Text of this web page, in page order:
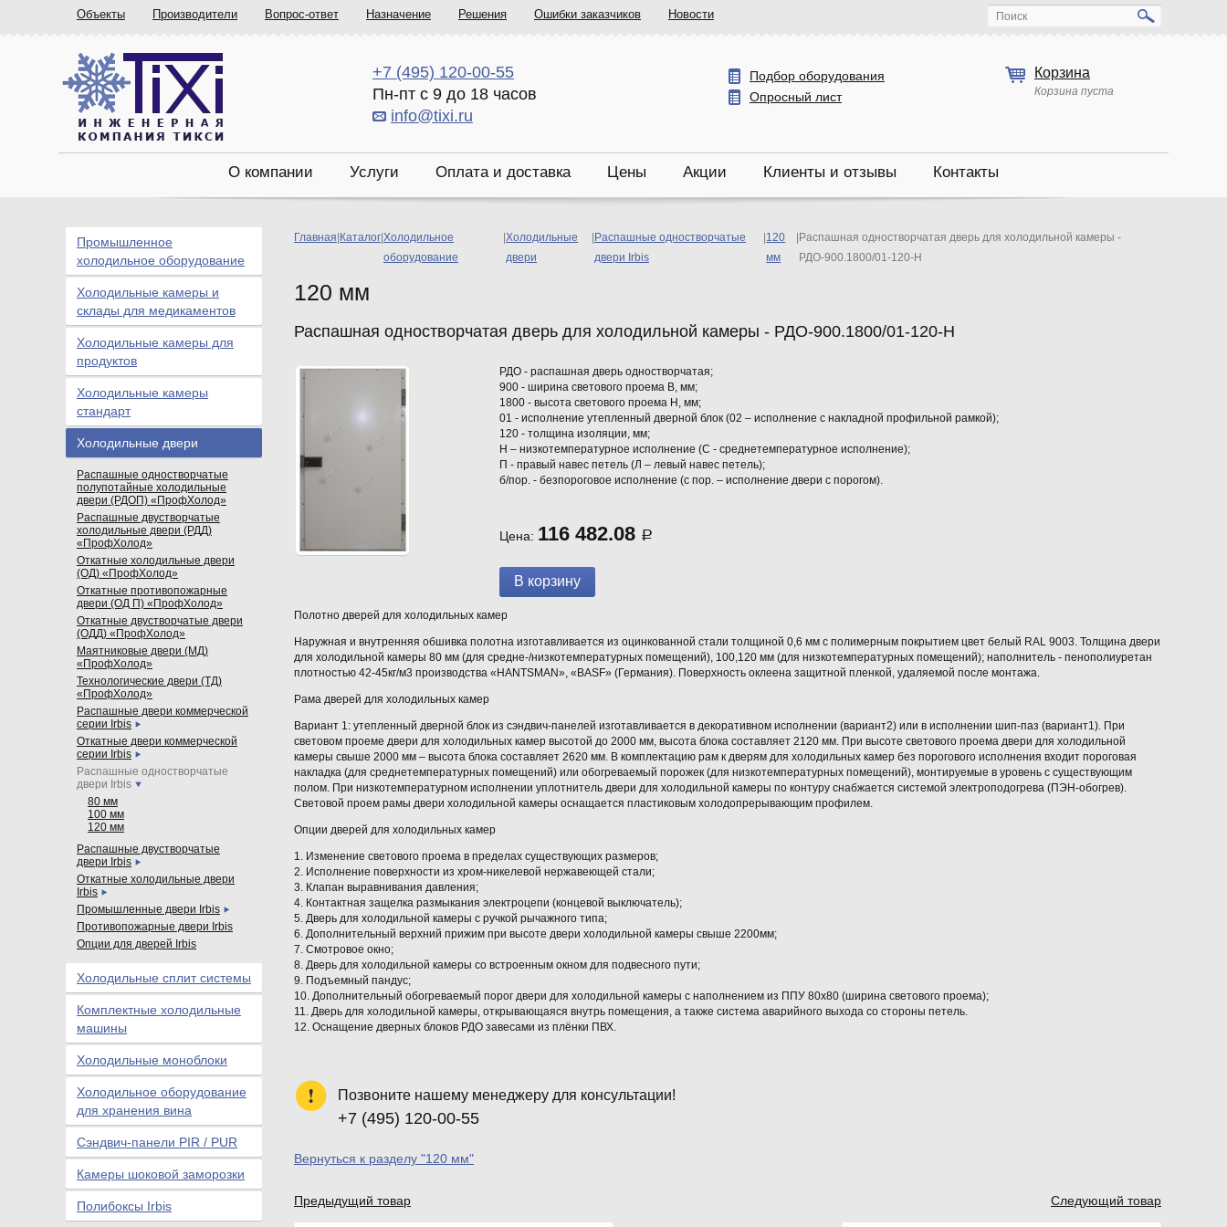
Объекты Производители Вопрос-ответ Назначение Решения Ошибки заказчиков Новости Поиск
+7 (495) 120-00-55
Пн-пт с 9 до 18 часов
info@tixi.ru
Подбор оборудования
Опросный лист
Корзина
Корзина пуста
О компании Услуги Оплата и доставка Цены Акции Клиенты и отзывы Контакты
Главная Каталог Холодильное
оборудование
|Холодильные
двери
Распашные одностворчатые
двери Irbis
120
мм
Распашная одностворчатая дверь для холодильной камеры -
РДО-900.1800/01-120-Н
120 мм
Распашная одностворчатая дверь для холодильной камеры - РДО-900.1800/01-120-Н
РДО - распашная дверь одностворчатая;
900 - ширина светового проема В, мм;
1800 - высота светового проема Н, мм;
01 - исполнение утепленный дверной блок (02 – исполнение с накладной профильной рамкой);
120 - толщина изоляции, мм;
Н – низкотемпературное исполнение (С - среднетемпературное исполнение);
П - правый навес петель (Л – левый навес петель);
б/пор. - безпороговое исполнение (с пор. – исполнение двери с порогом).
Цена: 116 482.08 Р
Полотно дверей для холодильных камер
Наружная и внутренняя обшивка полотна изготавливается из оцинкованной стали толщиной 0,6 мм с полимерным покрытием цвет белый RAL 9003. Толщина двери
для холодильной камеры 80 мм (для средне-/низкотемпературных помещений), 100,120 мм (для низкотемпературных помещений); наполнитель - пенополиуретан
плотностью 42-45кг/м3 производства «HANTSMAN», «BASF» (Германия). Поверхность оклеена защитной пленкой, удаляемой после монтажа.
Рама дверей для холодильных камер
Вариант 1: утепленный дверной блок из сэндвич-панелей изготавливается в декоративном исполнении (вариант2) или в исполнении шип-паз (вариант1). При
световом проеме двери для холодильных камер высотой до 2000 мм, высота блока составляет 2120 мм. При высоте светового проема двери для холодильной
камеры свыше 2000 мм – высота блока составляет 2620 мм. В комплектацию рам к дверям для холодильных камер без порогового исполнения входит пороговая
накладка (для среднетемпературных помещений) или обогреваемый порожек (для низкотемпературных помещений), монтируемые в уровень с существующим
полом. При низкотемпературном исполнении уплотнитель двери для холодильной камеры по контуру снабжается системой электроподогрева (ПЭН-обогрев).
Световой проем рамы двери холодильной камеры оснащается пластиковым холодопрерывающим профилем.
Опции дверей для холодильных камер
1. Изменение светового проема в пределах существующих размеров;
2. Исполнение поверхности из хром-никелевой нержавеющей стали;
3. Клапан выравнивания давления;
4. Контактная защелка размыкания электроцепи (концевой выключатель);
5. Дверь для холодильной камеры с ручкой рычажного типа;
6. Дополнительный верхний прижим при высоте двери холодильной камеры свыше 2200мм;
7. Смотровое окно;
8. Дверь для холодильной камеры со встроенным окном для подвесного пути;
9. Подъемный пандус;
10. Дополнительный обогреваемый порог двери для холодильной камеры с наполнением из ППУ 80х80 (ширина светового проема);
11. Дверь для холодильной камеры, открывающаяся внутрь помещения, а также система аварийного выхода со стороны петель.
12. Оснащение дверных блоков РДО завесами из плёнки ПВХ.
Позвоните нашему менеджеру для консультации!
+7 (495) 120-00-55
Вернуться к разделу "120 мм"
Предыдущий товар Следующий товар
Промышленное
холодильное оборудование
Холодильные камеры и
склады для медикаментов
Холодильные камеры для
продуктов
Холодильные камеры
стандарт
Холодильные двери
Распашные одностворчатые
полупотайные холодильные
двери (РДОП) «ПрофХолод»
Распашные двустворчатые
холодильные двери (РДД)
«ПрофХолод»
Откатные холодильные двери
(ОД) «ПрофХолод»
Откатные противопожарные
двери (ОД П) «ПрофХолод»
Откатные двустворчатые двери
(ОДД) «ПрофХолод»
Маятниковые двери (МД)
«ПрофХолод»
Технологические двери (ТД)
«ПрофХолод»
Распашные двери коммерческой
серии Irbis
Откатные двери коммерческой
серии Irbis
Распашные одностворчатые
двери Irbis
80 мм
100 мм
120 мм
Распашные двустворчатые
двери Irbis
Откатные холодильные двери
Irbis
Промышленные двери Irbis
Противопожарные двери Irbis
Опции для дверей Irbis
Холодильные сплит системы
Комплектные холодильные
машины
Холодильные моноблоки
Холодильное оборудование
для хранения вина
Сэндвич-панели PIR / PUR
Камеры шоковой заморозки
Полибоксы Irbis